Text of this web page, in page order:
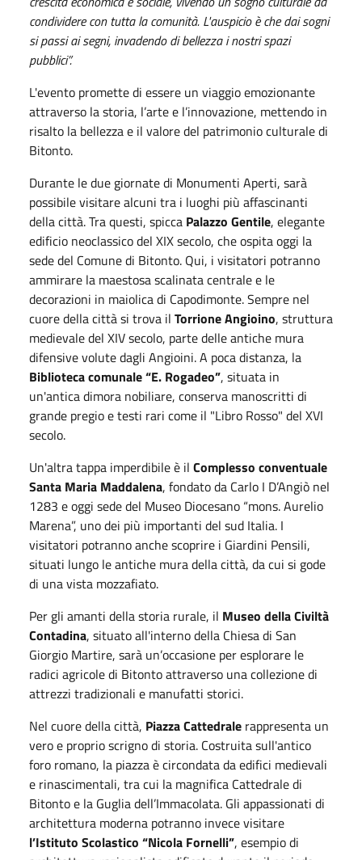
condividere con tutta la comunità. L'auspicio è che dai sogni
si passi ai segni, invadendo di bellezza i nostri spazi
pubblici”.
L'evento promette di essere un viaggio emozionante
attraverso la storia, l’arte e l’innovazione, mettendo in
risalto la bellezza e il valore del patrimonio culturale di
Bitonto.
Durante le due giornate di Monumenti Aperti, sarà
possibile visitare alcuni tra i luoghi più affascinanti
della città. Tra questi, spicca Palazzo Gentile, elegante
edificio neoclassico del XIX secolo, che ospita oggi la
sede del Comune di Bitonto. Qui, i visitatori potranno
ammirare la maestosa scalinata centrale e le
decorazioni in maiolica di Capodimonte. Sempre nel
cuore della città si trova il Torrione Angioino, struttura
medievale del XIV secolo, parte delle antiche mura
difensive volute dagli Angioini. A poca distanza, la
Biblioteca comunale “E. Rogadeo”, situata in
un'antica dimora nobiliare, conserva manoscritti di
grande pregio e testi rari come il "Libro Rosso" del XVI
secolo.
Un'altra tappa imperdibile è il Complesso conventuale
Santa Maria Maddalena, fondato da Carlo I D’Angiò nel
1283 e oggi sede del Museo Diocesano “mons. Aurelio
Marena”, uno dei più importanti del sud Italia. I
visitatori potranno anche scoprire i Giardini Pensili,
situati lungo le antiche mura della città, da cui si gode
di una vista mozzafiato.
Per gli amanti della storia rurale, il Museo della Civiltà
Contadina, situato all'interno della Chiesa di San
Giorgio Martire, sarà un’occasione per esplorare le
radici agricole di Bitonto attraverso una collezione di
attrezzi tradizionali e manufatti storici.
Nel cuore della città, Piazza Cattedrale rappresenta un
vero e proprio scrigno di storia. Costruita sull'antico
foro romano, la piazza è circondata da edifici medievali
e rinascimentali, tra cui la magnifica Cattedrale di
Bitonto e la Guglia dell’Immacolata. Gli appassionati di
architettura moderna potranno invece visitare
l’Istituto Scolastico “Nicola Fornelli”, esempio di